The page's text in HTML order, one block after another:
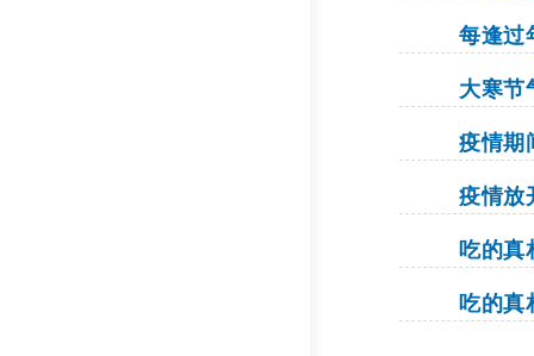
每逢过
大寒节
疫情期
疫情放
吃的真
吃的真